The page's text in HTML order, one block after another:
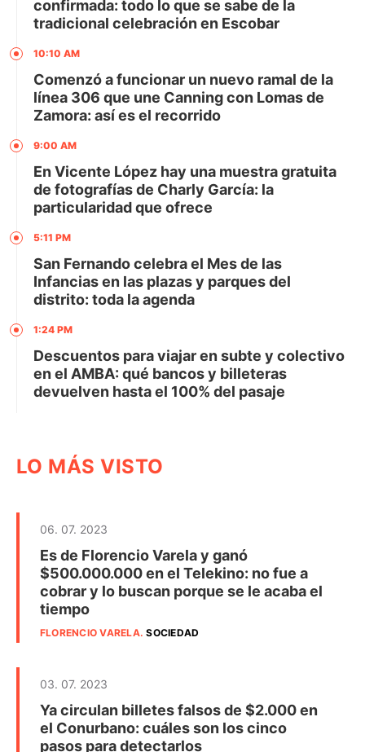
confirmada: todo lo que se sabe de la
tradicional celebración en Escobar
10:10 AM
Comenzó a funcionar un nuevo ramal de la
línea 306 que une Canning con Lomas de
Zamora: así es el recorrido
9:00 AM
En Vicente López hay una muestra gratuita
de fotografías de Charly García: la
particularidad que ofrece
5:11 PM
San Fernando celebra el Mes de las
Infancias en las plazas y parques del
distrito: toda la agenda
1:24 PM
Descuentos para viajar en subte y colectivo
en el AMBA: qué bancos y billeteras
devuelven hasta el 100% del pasaje
LO MÁS VISTO
06. 07. 2023
Es de Florencio Varela y ganó
$500.000.000 en el Telekino: no fue a
cobrar y lo buscan porque se le acaba el
tiempo
FLORENCIO VARELA.SOCIEDAD
03. 07. 2023
Ya circulan billetes falsos de $2.000 en
el Conurbano: cuáles son los cinco
pasos para detectarlos